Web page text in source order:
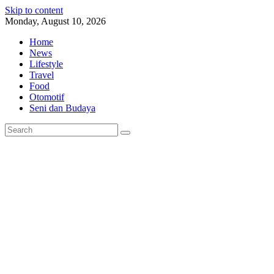
Skip to content
Monday, August 10, 2026
Home
News
Lifestyle
Travel
Food
Otomotif
Seni dan Budaya